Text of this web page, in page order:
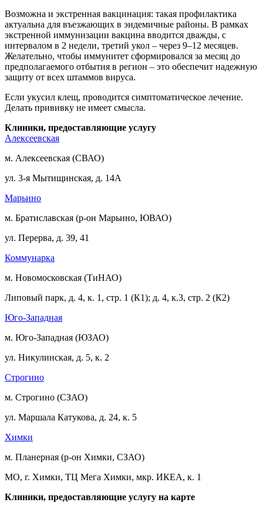
Возможна и экстренная вакцинация: такая профилактика
актуальна для въезжающих в эндемичные районы. В рамках
экстренной иммунизации вакцина вводится дважды, с
интервалом в 2 недели, третий укол – через 9–12 месяцев.
Желательно, чтобы иммунитет сформировался за месяц до
предполагаемого отбытия в регион – это обеспечит надежную
защиту от всех штаммов вируса.
Если укусил клещ, проводится симптоматическое лечение.
Делать прививку не имеет смысла.
Клиники, предоставляющие услугу
Алексеевская
м. Алексеевская (СВАО)
ул. 3-я Мытищинская, д. 14А
Марьино
м. Братиславская (р-он Марьино, ЮВАО)
ул. Перерва, д. 39, 41
Коммунарка
м. Новомосковская (ТиНАО)
Липовый парк, д. 4, к. 1, стр. 1 (К1); д. 4, к.3, стр. 2 (К2)
Юго-Западная
м. Юго-Западная (ЮЗАО)
ул. Никулинская, д. 5, к. 2
Строгино
м. Строгино (СЗАО)
ул. Маршала Катукова, д. 24, к. 5
Химки
м. Планерная (р-он Химки, СЗАО)
МО, г. Химки, ТЦ Мега Химки, мкр. ИКЕА, к. 1
Клиники, предоставляющие услугу на карте